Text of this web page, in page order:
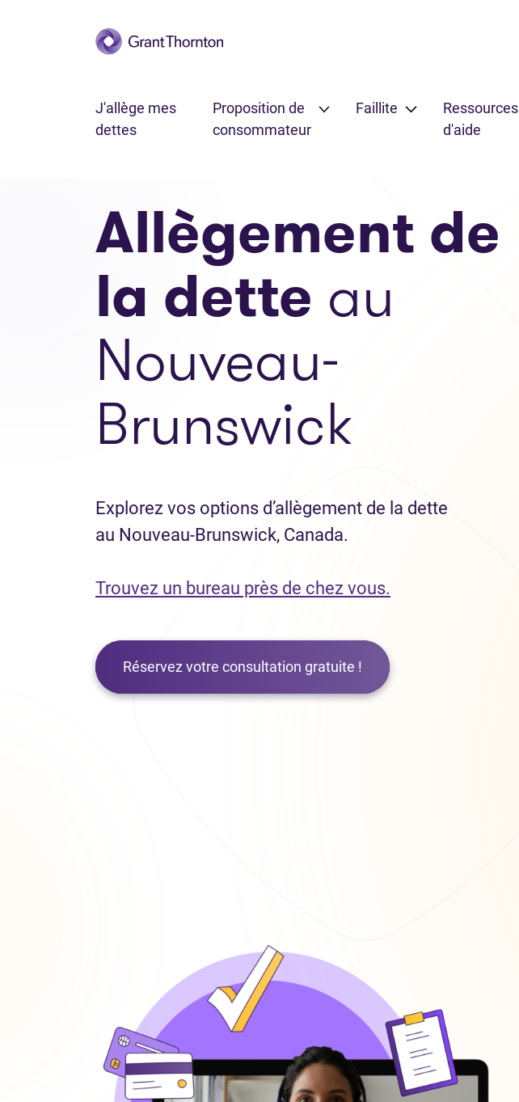
Passer au contenu principal
J'allège mes
dettes
Proposition de
consommateur
Faillite
Ressources
d'aide
Allègement de
la dette au
Nouveau-
Brunswick
Explorez vos options d’allègement de la dette
au Nouveau-Brunswick, Canada.
Trouvez un bureau près de chez vous.
Réservez votre consultation gratuite !